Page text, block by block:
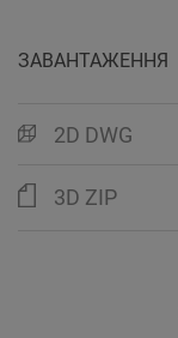
ЗАВАНТАЖЕННЯ
2D DWG
3D ZIP